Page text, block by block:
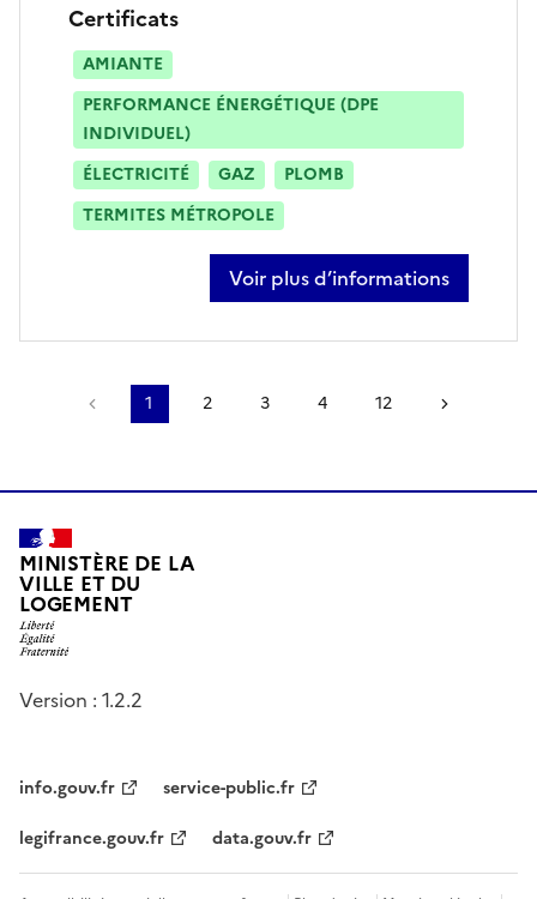
Certificats
AMIANTE
PERFORMANCE ÉNERGÉTIQUE (DPE
INDIVIDUEL)
ÉLECTRICITÉ
GAZ
PLOMB
TERMITES MÉTROPOLE
Voir plus d’informations
sur thomas de lucia
Page précédente
1 2 3 4 12
MINISTÈRE DE LA
VILLE ET DU
LOGEMENT
Version : 1.2.2
info.gouv.fr
service-public.fr
legifrance.gouv.fr
data.gouv.fr